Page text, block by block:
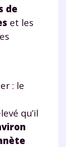
de
et les
: le
qu’il